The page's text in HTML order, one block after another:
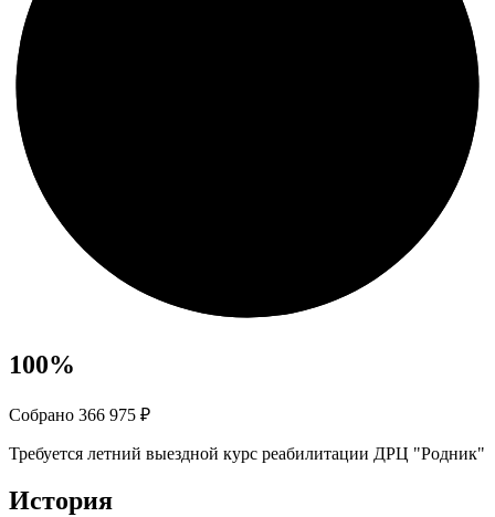
100%
Собрано 366 975 ₽
Требуется летний выездной курс реабилитации ДРЦ "Родник"
История